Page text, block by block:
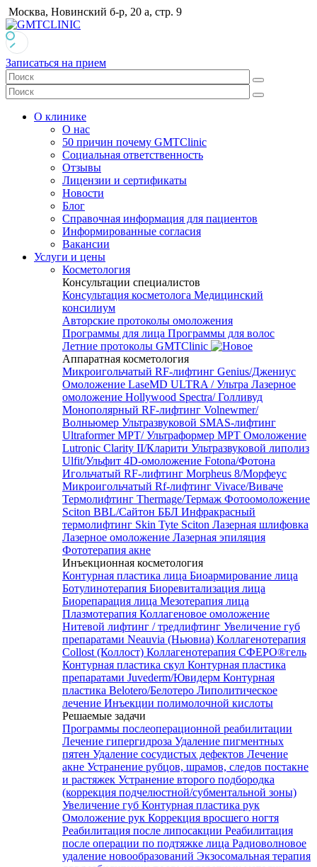
Москва, Новинский б-р, 20 а, стр. 9
Записаться на прием
О клинике
О нас
50 причин почему GMTClinic
Социальная ответственность
Отзывы
Лицензии и сертификаты
Новости
Блог
Справочная информация для пациентов
Информированные согласия
Вакансии
Услуги и цены
Косметология
Консультации специалистов
Консультация косметолога Медицинский
консилиум
Авторские протоколы омоложения
Программы для лица Программы для волос
Летние протоколы GMTClinic
Аппаратная косметология
Микроигольчатый RF-лифтинг Genius/Джениус
Омоложение LaseMD ULTRA / Ультра Лазерное
омоложение Hollywood Spectra/ Голливуд
Монополярный RF-лифтинг Volnewmer/
Волньюмер Ультразвуковой SMAS-лифтинг
Ultraformer MPT/ Ультраформер MPT Омоложение
Lutronic Clarity II/Кларити Ультразвуковой липолиз
Ulfit/Ульфит 4D-омоложение Fotona/Фотона
Игольчатый RF-лифтинг Morpheus 8/Морфеус
Микроигольчатый Rf-лифтинг Vivace/Виваче
Термолифтинг Thermage/Термаж Фотоомоложение
Sciton BBL/Сайтон ББЛ Инфракрасный
термолифтинг Skin Tyte Sciton Лазерная шлифовка
Лазерное омоложение Лазерная эпиляция
Фототерапия акне
Инъекционная косметология
Контурная пластика лица Биоармирование лица
Ботулинотерапия Биоревитализация лица
Биорепарация лица Мезотерапия лица
Плазмотерапия Коллагеновое омоложение
Нитевой лифтинг / тредлифтинг Увеличение губ
препаратами Neauvia (Ньювиа) Коллагенотерапия
Collost (Коллост) Коллагенотерапия СФЕРО®гель
Контурная пластика скул Контурная пластика
препаратами Juvederm/Ювидерм Контурная
пластика Belotero/Белотеро Липолитическое
лечение Инъекции полимолочной кислоты
Решаемые задачи
Программы послеоперационной реабилитации
Лечение гипергидроза Удаление пигментных
пятен Удаление сосудистых дефектов Лечение
акне Устранение рубцов, шрамов, следов постакне
и растяжек Устранение второго подбородка
(коррекция подчелюстной/субментальной зоны)
Увеличение губ Контурная пластика рук
Омоложение рук Коррекция вросшего ногтя
Реабилитация после липосакции Реабилитация
после операции по подтяжке лица Радиоволновое
удаление новообразований Экзосомальная терапия